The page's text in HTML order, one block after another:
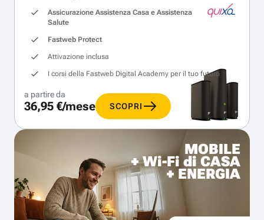
Assicurazione Assistenza Casa e Assistenza
Salute
Fastweb Protect
Attivazione inclusa
I corsi della Fastweb Digital Academy per il tuo futuro
a partire da
36,95 €/mese SCOPRI
MOBILE
+ Wi-Fi di CASA
+ ENERGIA